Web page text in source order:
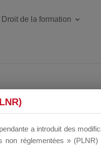
Droit de la formation
a introduit des
non réglementées » (PLNR)